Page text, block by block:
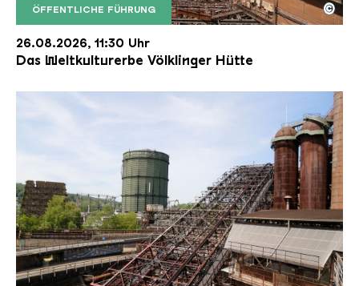
ÖFFENTLICHE FÜHRUNG
Der Erzschrägaufzug der Völklinger Hütte mit
Copyright: Weltkulturerbe Völklinger Hütte | Karl
©
26.08.2026, 11:30 Uhr
Das Weltkulturerbe Völklinger Hütte